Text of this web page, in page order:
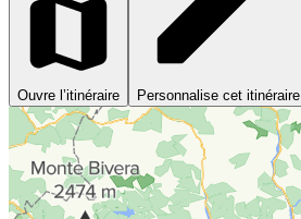
Ouvre l’itinéraire Personnalise cet itinéraire